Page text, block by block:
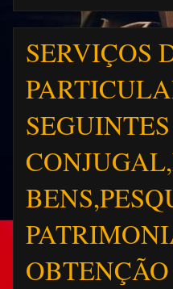
SERVIÇOS
OBTENÇÃO